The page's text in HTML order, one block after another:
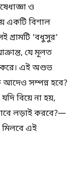
ও
একটি বিশাল
গ্রামটি 'বধুসুর'
যে মূলত
করে। এই অশুভ
আদেও সম্পন্ন হবে?
বিয়ে না হয়,
লড়াই করবে?—
মিলবে এই